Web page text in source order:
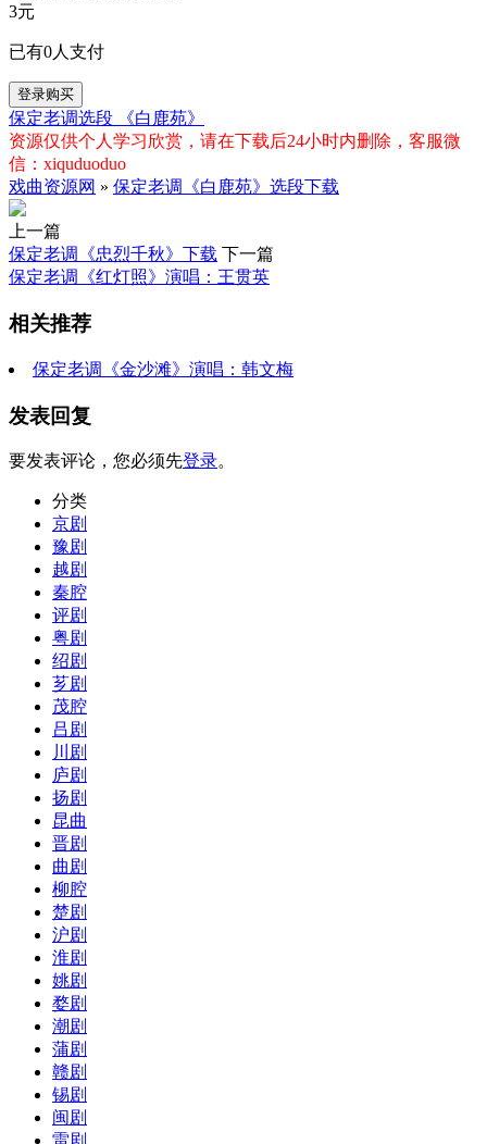
3元
已有0人支付
登录购买
保定老调选段
《白鹿苑》
资源仅供个人学习欣赏，请在下载后24小时内删除，客服微
信：xiquduoduo
戏曲资源网 » 保定老调《白鹿苑》选段下载
上一篇
保定老调《忠烈千秋》下载 下一篇
保定老调《红灯照》演唱：王贯英
相关推荐
保定老调《金沙滩》演唱：韩文梅
发表回复
要发表评论，您必须先登录。
分类
京剧
豫剧
越剧
秦腔
评剧
粤剧
绍剧
芗剧
茂腔
吕剧
川剧
庐剧
扬剧
昆曲
晋剧
曲剧
柳腔
楚剧
沪剧
淮剧
姚剧
婺剧
潮剧
蒲剧
赣剧
锡剧
闽剧